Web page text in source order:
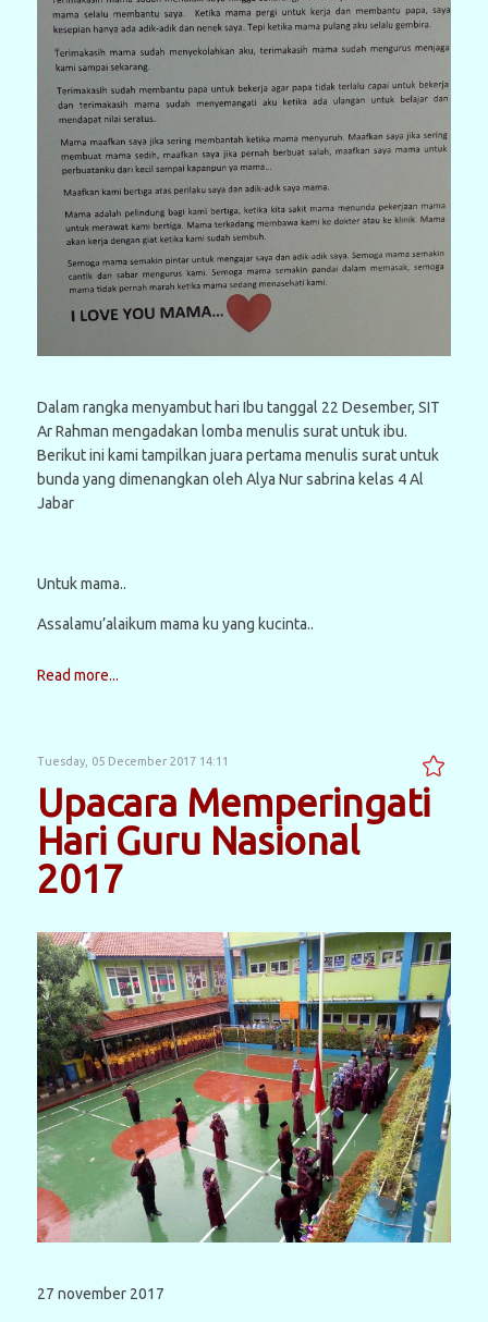
Dalam rangka menyambut hari Ibu tanggal 22 Desember, SIT
Ar Rahman mengadakan lomba menulis surat untuk ibu.
Berikut ini kami tampilkan juara pertama menulis surat untuk
bunda yang dimenangkan oleh Alya Nur sabrina kelas 4 Al
Jabar
Untuk mama..
Assalamu’alaikum mama ku yang kucinta..
Read more...
Tuesday, 05 December 2017 14:11
Upacara Memperingati
Hari Guru Nasional
2017
27 november 2017